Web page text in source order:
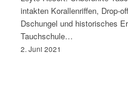
intakten Korallenriffen, Drop-
Dschungel und historisches
Tauchschule…
2. Juni 2021